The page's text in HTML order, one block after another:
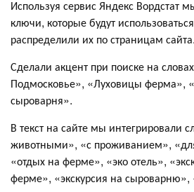
Используя сервис Яндекс Вордстат
ключи, которые будут
распределили их по страницам сайта.
Сделали акцент при поиске на
Подмосковье», «Луховицы ферма»,
сыроварня».
В текст на сайте мы интегрировали
животными», «с проживанием»,
«отдых на ферме», «эко отель»,
ферме», «экскурсия на сыроварню»,